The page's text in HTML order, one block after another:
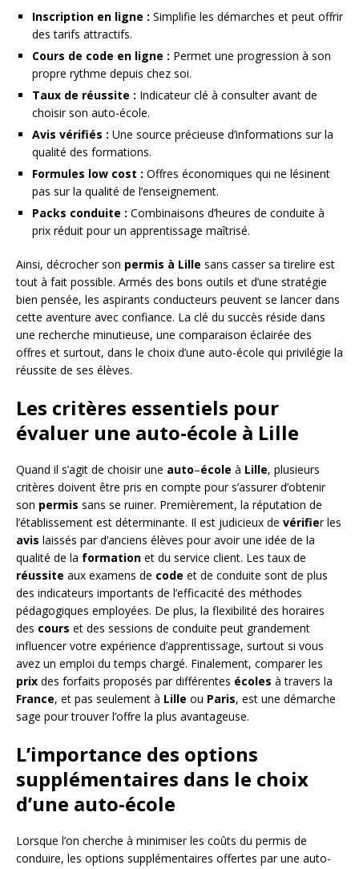
Inscription en ligne : Simplifie les démarches et peut offrir
des tarifs attractifs.
Cours de code en ligne : Permet une progression à son
propre rythme depuis chez soi.
Taux de réussite : Indicateur clé à consulter avant de
choisir son auto-école.
Avis vérifiés : Une source précieuse d’informations sur la
qualité des formations.
Formules low cost : Offres économiques qui ne lésinent
pas sur la qualité de l’enseignement.
Packs conduite : Combinaisons d’heures de conduite à
prix réduit pour un apprentissage maîtrisé.
Ainsi, décrocher son permis à Lille sans casser sa tirelire est
tout à fait possible. Armés des bons outils et d’une stratégie
bien pensée, les aspirants conducteurs peuvent se lancer dans
cette aventure avec confiance. La clé du succès réside dans
une recherche minutieuse, une comparaison éclairée des
offres et surtout, dans le choix d’une auto-école qui privilégie la
réussite de ses élèves.
Les critères essentiels pour
évaluer une auto-école à Lille
Quand il s’agit de choisir une auto–école à Lille, plusieurs
critères doivent être pris en compte pour s’assurer d’obtenir
son permis sans se ruiner. Premièrement, la réputation de
l’établissement est déterminante. Il est judicieux de vérifier les
avis laissés par d’anciens élèves pour avoir une idée de la
qualité de la formation et du service client. Les taux de
réussite aux examens de code et de conduite sont de plus
des indicateurs importants de l’efficacité des méthodes
pédagogiques employées. De plus, la flexibilité des horaires
des cours et des sessions de conduite peut grandement
influencer votre expérience d’apprentissage, surtout si vous
avez un emploi du temps chargé. Finalement, comparer les
prix des forfaits proposés par différentes écoles à travers la
France, et pas seulement à Lille ou Paris, est une démarche
sage pour trouver l’offre la plus avantageuse.
L’importance des options
supplémentaires dans le choix
d’une auto-école
Lorsque l’on cherche à minimiser les coûts du permis de
conduire, les options supplémentaires offertes par une auto-